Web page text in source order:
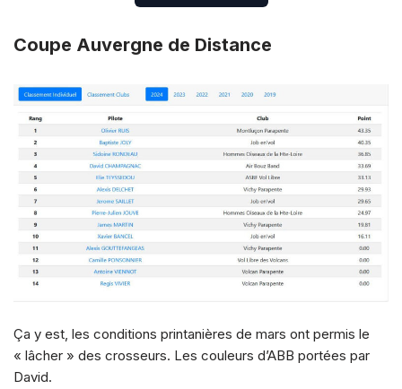
Coupe Auvergne de Distance
Ça y est, les conditions printanières de mars ont permis le
« lâcher » des crosseurs. Les couleurs d’ABB portées par
David.